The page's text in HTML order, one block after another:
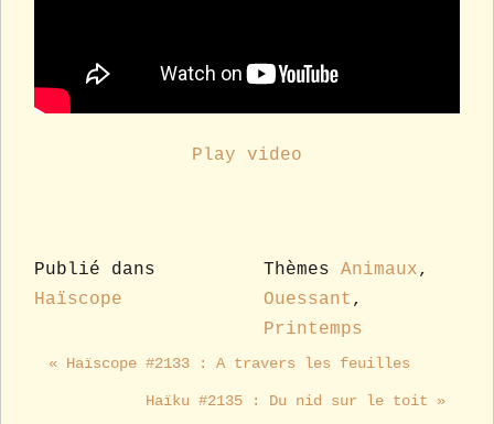
Play video
Publié dans
Haïscope
Thèmes Animaux,
Ouessant ,
Printemps
« Haïscope #2133 : A travers les feuilles
Haïku #2135 : Du nid sur le toit »